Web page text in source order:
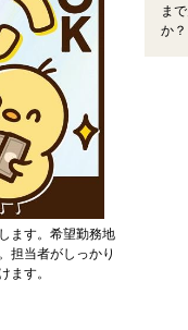
ます。希望勤務地
担当者がしっかり
ます。
ま
か？